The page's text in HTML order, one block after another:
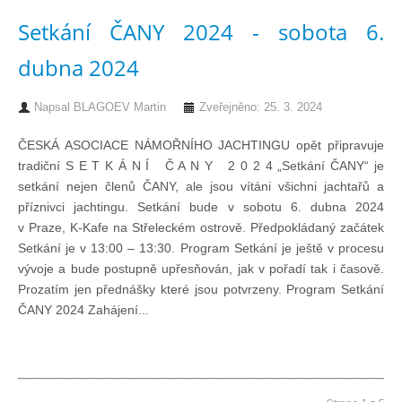
Setkání ČANY 2024 - sobota 6.
dubna 2024
Napsal BLAGOEV Martin Zveřejněno: 25. 3. 2024
ČESKÁ ASOCIACE NÁMOŘNÍHO JACHTINGU opět připravuje
tradiční S E T K Á N Í Č A N Y 2 0 2 4 „Setkání ČANY“ je
setkání nejen členů ČANY, ale jsou vítáni všichni jachtařů a
příznivci jachtingu. Setkání bude v sobotu 6. dubna 2024
v Praze, K-Kafe na Střeleckém ostrově. Předpokládaný začátek
Setkání je v 13:00 – 13:30. Program Setkání je ještě v procesu
vývoje a bude postupně upřesňován, jak v pořadí tak i časově.
Prozatím jen přednášky které jsou potvrzeny. Program Setkání
ČANY 2024 Zahájení...